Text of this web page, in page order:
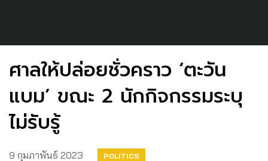
ศาลให้ปล่อยชั่วคราว ‘ตะวัน
แบม’ ขณะ 2 นักกิจกรรมระบุ
ไม่รับรู้
9 กุมภาพันธ์ 2023 POLITICS